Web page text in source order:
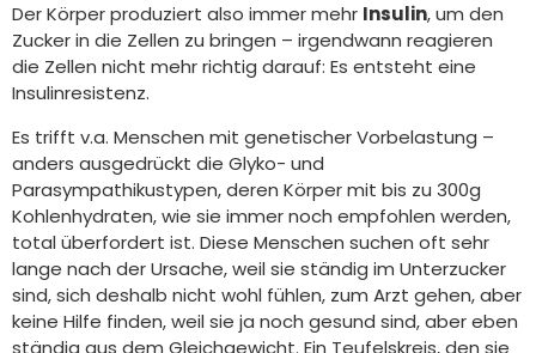
Der Körper produziert also immer mehr Insulin, um den
Zucker in die Zellen zu bringen – irgendwann reagieren
die Zellen nicht mehr richtig darauf: Es entsteht eine
Insulinresistenz.
Es trifft v.a. Menschen mit genetischer Vorbelastung –
anders ausgedrückt die Glyko- und
Parasympathikustypen, deren Körper mit bis zu 300g
Kohlenhydraten, wie sie immer noch empfohlen werden,
total überfordert ist. Diese Menschen suchen oft sehr
lange nach der Ursache, weil sie ständig im Unterzucker
sind, sich deshalb nicht wohl fühlen, zum Arzt gehen, aber
keine Hilfe finden, weil sie ja noch gesund sind, aber eben